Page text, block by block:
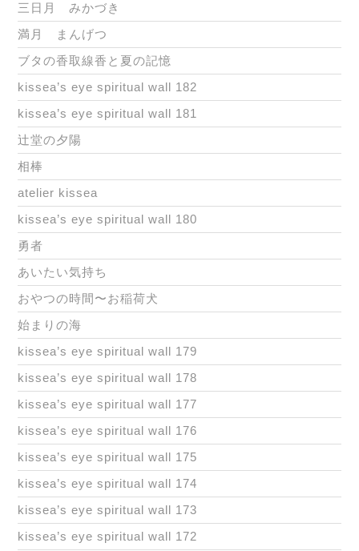
三日月 みかづき
満月 まんげつ
ブタの香取線香と夏の記憶
kissea’s eye spiritual wall 182
kissea’s eye spiritual wall 181
辻堂の夕陽
相棒
atelier kissea
kissea’s eye spiritual wall 180
勇者
あいたい気持ち
おやつの時間〜お稲荷犬
始まりの海
kissea’s eye spiritual wall 179
kissea’s eye spiritual wall 178
kissea’s eye spiritual wall 177
kissea’s eye spiritual wall 176
kissea’s eye spiritual wall 175
kissea’s eye spiritual wall 174
kissea’s eye spiritual wall 173
kissea’s eye spiritual wall 172